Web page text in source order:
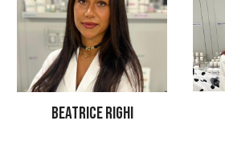
BEATRICE RIGHI